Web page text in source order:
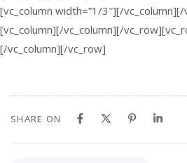
[vc_column width=”1/3″][/
[vc_column][/vc_column][/
[/vc_column][/vc_row]
SHARE ON